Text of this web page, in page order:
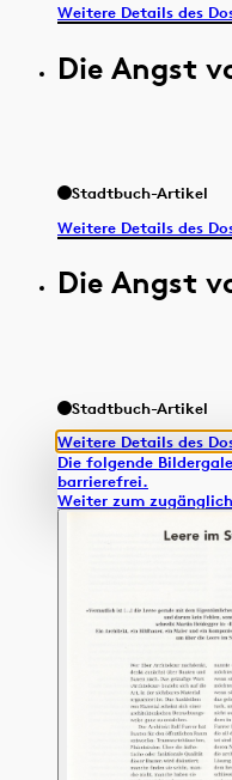
Weitere Details des
Die Angst
Stadtbuch-Artikel
Weitere Details des
Die Angst
Stadtbuch-Artikel
Weitere Details des
Die folgende
barrierefrei.
Weiter zum